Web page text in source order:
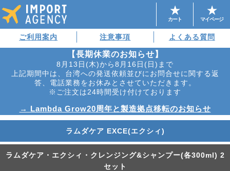
マイページ
カート
ご利用案内 注意事項 よくある質問
【長期休業のお知らせ】
8月13日(木)から8月16日(日)まで
上記期間中は、台湾への発送依頼並びにお問合せに関する返
答、電話業務をお休みとさせていただきます。
※ご注文は24時間受け付けております
→ Lambda Grow20周年と製造拠点移転のお知らせ
ラムダケア EXCE(エクシィ)
ラムダケア・エクシィ・クレンジング&シャンプー(各300ml) 2
セット